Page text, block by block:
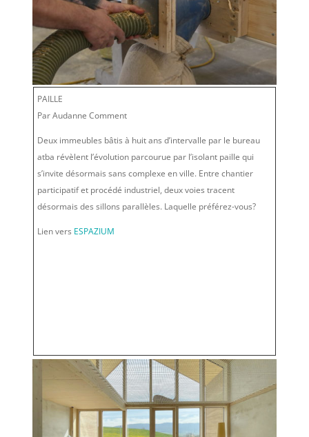
PAILLE
Par Audanne Comment
Deux immeubles bâtis à huit ans d’intervalle par le bureau
atba révèlent l’évolution parcourue par l’isolant paille qui
s’invite désormais sans complexe en ville. Entre chantier
participatif et procédé industriel, deux voies tracent
désormais des sillons parallèles. Laquelle préférez-vous?
Lien vers ESPAZIUM